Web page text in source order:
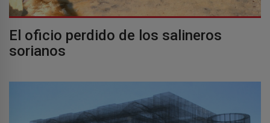
El oficio perdido de los salineros
sorianos